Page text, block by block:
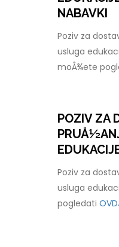
NABAVKI
Poziv za
usluga
moÅ¾ete
POZIV ZA
Poziv za
usluga
pogledati